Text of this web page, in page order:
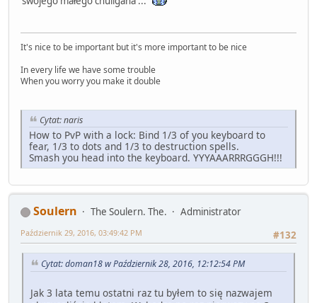
It's nice to be important but it's more important to be nice
In every life we have some trouble
When you worry you make it double
Cytat: naris
How to PvP with a lock: Bind 1/3 of you keyboard to
fear, 1/3 to dots and 1/3 to destruction spells.
Smash you head into the keyboard. YYYAAARRRGGGH!!!
Soulern The Soulern. The.
Administrator
#132
Październik 29, 2016, 03:49:42 PM
Cytat: doman18 w Październik 28, 2016, 12:12:54 PM
Jak 3 lata temu ostatni raz tu byłem to się nazwajem